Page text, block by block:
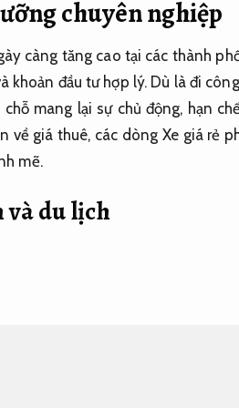
chuyên nghiệp
càng tăng cao tại các thành
khoản đầu tư hợp lý. Dù là đi
mang lại sự chủ động, hạn
về giá thuê, các dòng Xe giá rẻ
mẽ.
và du lịch